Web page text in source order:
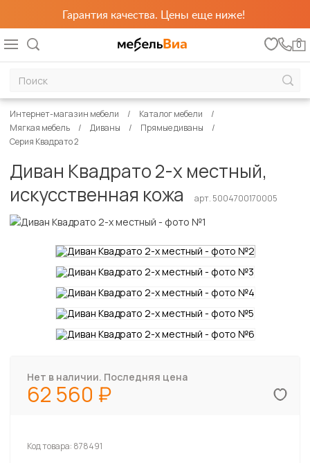
Гарантия качества. Цены еще ниже!
0
Интернет-магазин мебели
Каталог мебели
Мягкая мебель
Диваны
Прямые диваны
Серия Квадрато 2
Диван Квадрато 2-х местный,
искусственная кожа
арт. 5004700170005
Нет в наличии. Последняя цена
62 560
Код товара: 878491